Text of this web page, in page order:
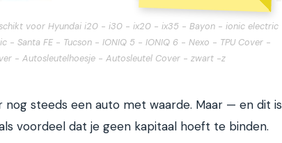
voor Hyundai i20 - i30 - ix20 - ix35 - Bayon - ionic electric
- Santa FE - Tucson - IONIQ 5 - IONIQ 6 - Nexo - TPU Cover -
- Autosleutelhoesje - Autosleutel Cover - zwart -z
nog steeds een auto met waarde. Maar — en dit is
voordeel dat je geen kapitaal hoeft te binden.